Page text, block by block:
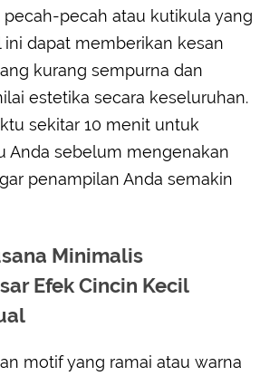
pecah atau kutikula yang
ini dapat memberikan kesan
kurang sempurna dan
estetika secara keseluruhan.
sekitar 10 menit untuk
Anda sebelum mengenakan
penampilan Anda semakin
Minimalis
Efek Cincin Kecil
motif yang ramai atau warna